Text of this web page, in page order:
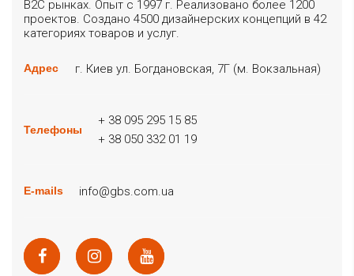
B2C рынках. Опыт с 1997 г. Реализовано более 1200
проектов. Создано 4500 дизайнерских концепций в 42
категориях товаров и услуг.
Адрес г. Киев ул. Богдановская, 7Г (м. Вокзальная)
Телефоны
+ 38 095 295 15 85
+ 38 050 332 01 19
E-mails info@gbs.com.ua